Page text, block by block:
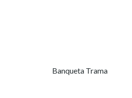
Banqueta Trama